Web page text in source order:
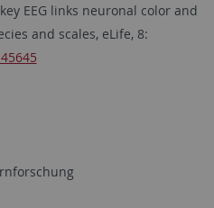
EEG links neuronal color and
and scales, eLife, 8: